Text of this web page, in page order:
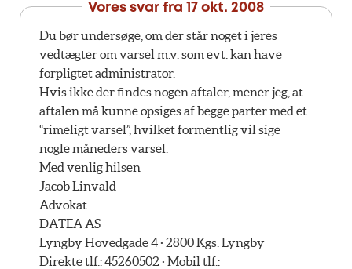
Vores svar fra 17 okt. 2008
Du bør undersøge, om der står noget i jeres
vedtægter om varsel m.v. som evt. kan have
forpligtet administrator.
Hvis ikke der findes nogen aftaler, mener jeg, at
aftalen må kunne opsiges af begge parter med et
“rimeligt varsel”, hvilket formentlig vil sige
nogle måneders varsel.
Med venlig hilsen
Jacob Linvald
Advokat
DATEA AS
Lyngby Hovedgade 4 · 2800 Kgs. Lyngby
Direkte tlf.: 45260502 · Mobil tlf.: